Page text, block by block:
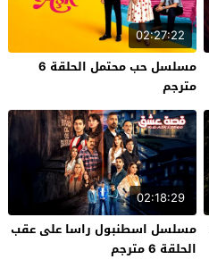
02:27:22
مسلسل حب محتمل الحلقة 6
مترجم
02:18:29
مسلسل اسطنبول راسا على عقب
الحلقة 6 مترجم